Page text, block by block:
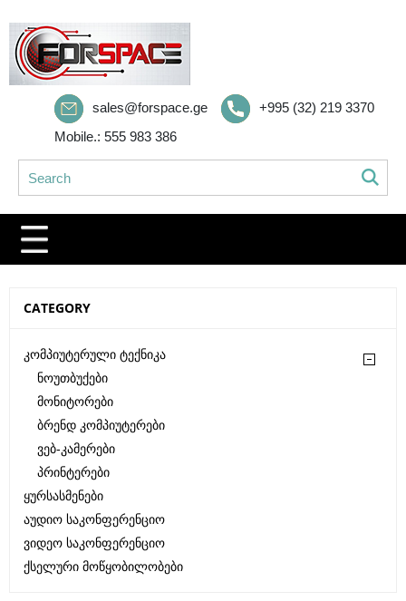
sales@forspace.ge
+995 (32) 219 3370
Mobile.: 555 983 386
CATEGORY
Კომპიუტერული Ტექნიკა
Ნოუთბუქები
Მონიტორები
Ბრენდ Კომპიუტერები
Ვებ-Კამერები
Პრინტერები
Ყურსასმენები
Აუდიო Საკონფერენციო
Ვიდეო Საკონფერენციო
Ქსელური Მოწყობილობები